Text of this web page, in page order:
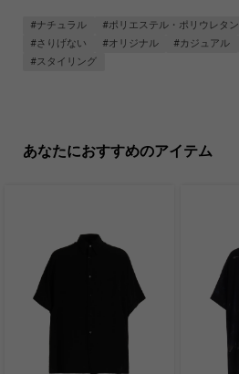
#ナチュラル #ポリエステル・ポリウレタン
#さりげない
#オリジナル #カジュアル
#スタイリング
あなたにおすすめのアイテム